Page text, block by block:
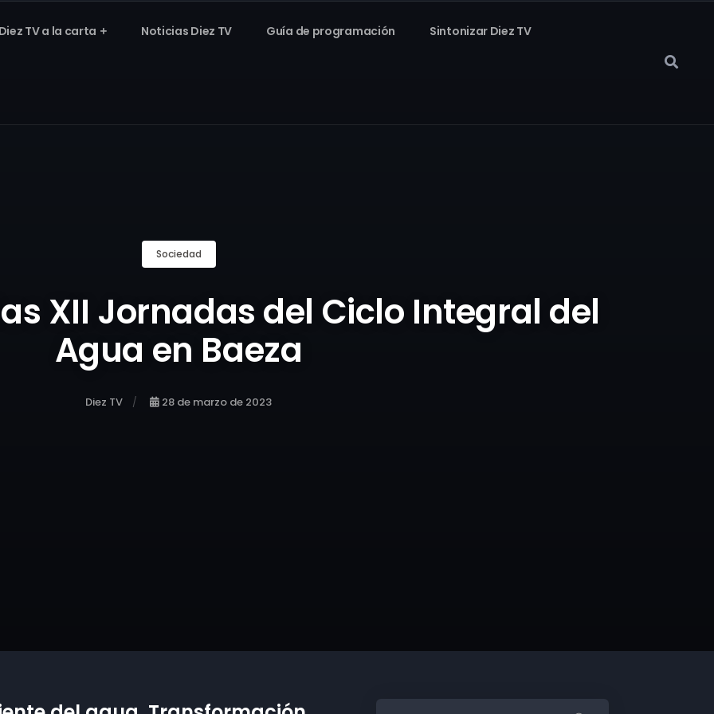
Diez TV a la carta Noticias Diez TV Guía de programación Sintonizar Diez TV
Sociedad
XII Jornadas del Ciclo Integral del
Agua en Baeza
Diez TV 28 de marzo de 2023